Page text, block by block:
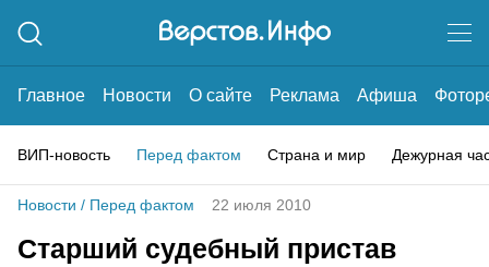
Главное Новости О сайте Реклама Афиша
ВИП-новость Перед фактом Страна и мир Дежурная
Новости / Перед фактом 22 июля 2010
Старший судебный пристав